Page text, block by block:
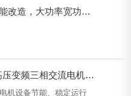
玛特电机电气有限公司适配多行业节能改造，大功率宽功率段高压永磁驱动设备完成定型交付
YJTKK 系列高压变频三相交流电机产品介绍
机设备节能、稳定运行